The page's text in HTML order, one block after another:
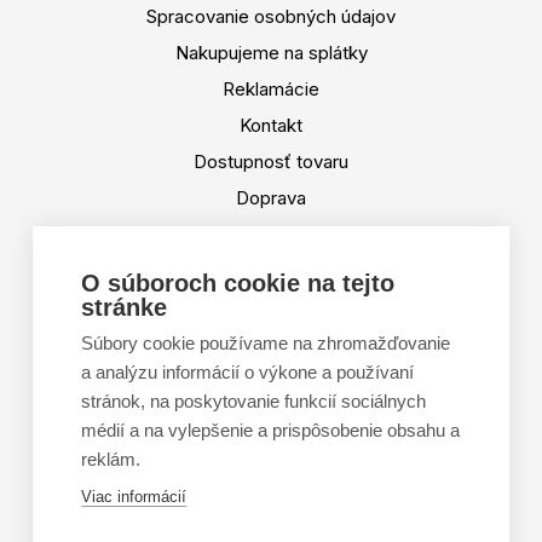
Spracovanie osobných údajov
Nakupujeme na splátky
Reklamácie
Kontakt
Dostupnosť tovaru
Doprava
Výmena a vrátenie tovaru
Doporučená dĺžka lyží
Vypaľovanie papúč
Veľkosti skeletu lyžiarok
Platforma na riešenie sporov online (ODR)
Formulár na odstúpenie od zmluvy
O súboroch cookie na tejto
stránke
Súbory cookie používame na zhromažďovanie
a analýzu informácií o výkone a používaní
stránok, na poskytovanie funkcií sociálnych
médií a na vylepšenie a prispôsobenie obsahu a
reklám.
Viac informácií